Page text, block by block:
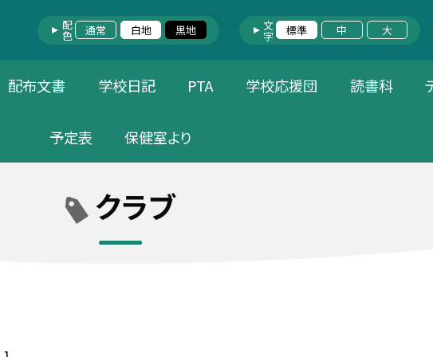
配色 通常 白地 黒地 文字 標準 中 大
配布文書 学校日記 PTA 学校応援団 読書科
予定表 保健室より
クラブ